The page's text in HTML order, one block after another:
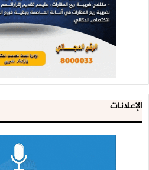
الإعلانات